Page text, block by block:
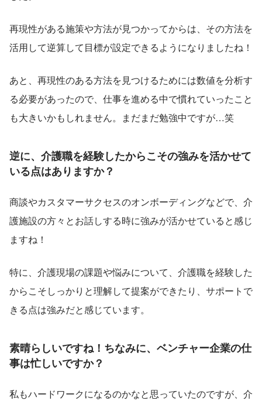
再現性がある施策や方法が見つかってからは、その方法を
活用して逆算して目標が設定できるようになりましたね！
あと、再現性のある方法を見つけるためには数値を分析す
る必要があったので、仕事を進める中で慣れていったこと
も大きいかもしれません。まだまだ勉強中ですが…笑
逆に、介護職を経験したからこその強みを活かせて
いる点はありますか？
商談やカスタマーサクセスのオンボーディングなどで、介
護施設の方々とお話しする時に強みが活かせていると感じ
ますね！
特に、介護現場の課題や悩みについて、介護職を経験した
からこそしっかりと理解して提案ができたり、サポートで
きる点は強みだと感じています。
素晴らしいですね！ちなみに、ベンチャー企業の仕
事は忙しいですか？
私もハードワークになるのかなと思っていたのですが、介